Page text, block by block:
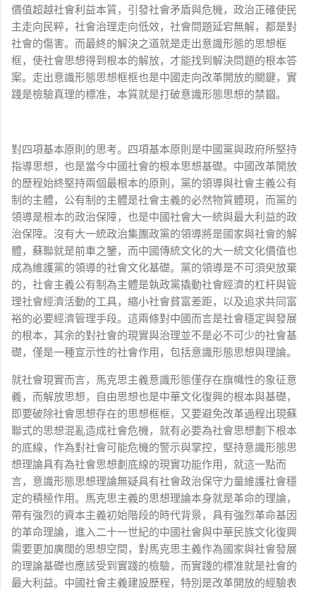
價值超越社會利益本質，引發社會矛盾與危機，政治正確使民
主走向民粹，社會治理走向低效，社會問題延宕無解，都是對
社會的傷害。而最終的解決之道就是走出意識形態的思想框
框，使社會思想得到根本的解放，才能找到解決問題的根本答
案。走出意識形態思想框框也是中國走向改革開放的關鍵，實
踐是檢驗真理的標准，本質就是打破意識形態思想的禁錮。
對四項基本原則的思考。四項基本原則是中國黨與政府所堅持
指導思想，也是當今中國社會的根本思想基礎。中國改革開放
的歷程始終堅持兩個最根本的原則，黨的領導與社會主義公有
制的主體，公有制的主體是社會主義的必然物質體現，而黨的
領導是根本的政治保障，也是中國社會大一統與最大利益的政
治保障。沒有大一統政治集團政黨的領導將是國家與社會的解
體，蘇聯就是前車之鑒，而中國傳統文化的大一統文化價值也
成為維護黨的領導的社會文化基礎。黨的領導是不可須臾放棄
的，社會主義公有制為主體是執政黨撬動社會經濟的杠杆與管
理社會經濟活動的工具，縮小社會貧富差距，以及追求共同富
裕的必要經濟管理手段。這兩條對中國而言是社會穩定與發展
的根本，其余的對社會的現實與治理並不是必不可少的社會基
礎，僅是一種宣示性的社會作用，包括意識形態思想與理論。
就社會現實而言，馬克思主義意識形態僅存在旗幟性的象征意
義，而解放思想，自由思想也是中華文化復興的根本與基礎，
即要破除社會思想存在的思想框框，又要避免改革過程出現蘇
聯式的思想混亂造成社會危機，就有必要為社會思想劃下根本
的底線，作為對社會可能危機的警示與掌控，堅持意識形態思
想理論具有為社會思想劃底線的現實功能作用，就這一點而
言，意識形態思想理論無疑具有社會政治保守力量維護社會穩
定的積極作用。馬克思主義的思想理論本身就是革命的理論，
帶有強烈的資本主義初始階段的時代背景，具有強烈革命基因
的革命理論，進入二十一世紀的中國社會與中華民族文化復興
需要更加廣闊的思想空間，對馬克思主義作為國家與社會發展
的理論基礎也應該受到實踐的檢驗，而實踐的標准就是社會的
最大利益。中國社會主義建設歷程，特別是改革開放的經驗表